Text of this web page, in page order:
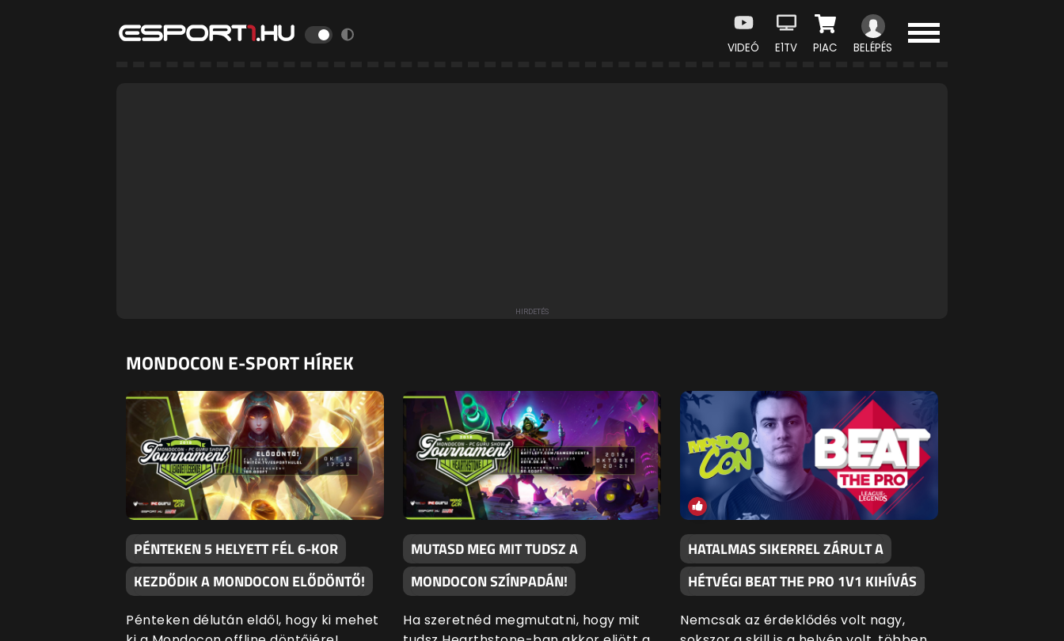
VIDEÓ E1TV PIAC BELÉPÉS
MONDOCON E-SPORT HÍREK
PÉNTEKEN 5 HELYETT FÉL 6-KOR
KEZDŐDIK A MONDOCON ELŐDÖNTŐ!
Pénteken délután eldől, hogy ki mehet
MUTASD MEG MIT TUDSZ A
MONDOCON SZÍNPADÁN!
Ha szeretnéd megmutatni, hogy mit
HATALMAS SIKERREL ZÁRULT A
HÉTVÉGI BEAT THE PRO 1V1 KIHÍVÁS
Nemcsak az érdeklődés volt nagy,